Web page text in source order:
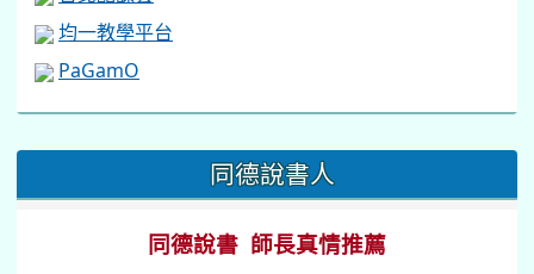
均一教學平台
PaGamO
::: 同德說書人
同德說書 師長真情推薦